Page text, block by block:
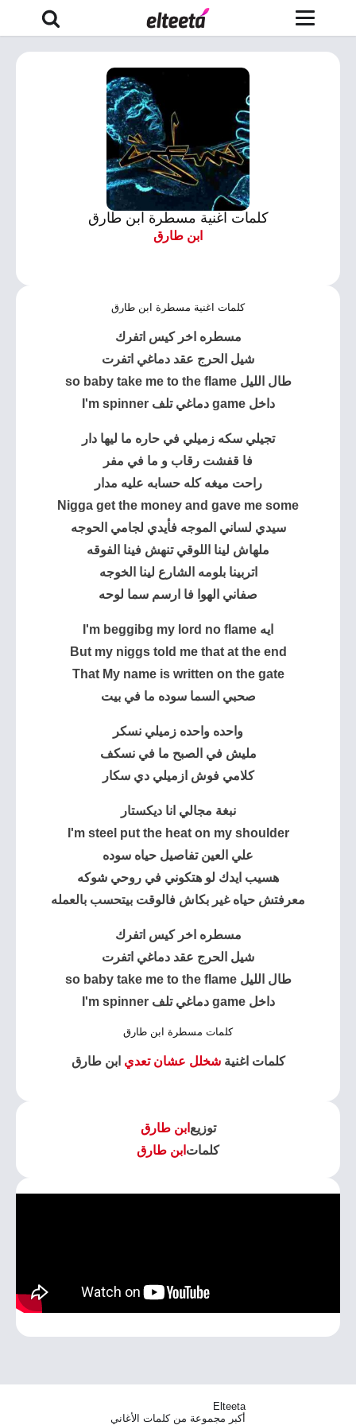
كلمات اغنية مسطرة ابن طارق
ابن طارق
كلمات اغنية مسطرة ابن طارق
مسطره اخر كيس اتفرك
شيل الحرج عقد دماغي اتفرت
طال الليل so baby take me to the flame
داخل game دماغي تلف I'm spinner
تجيلي سكه زميلي في حاره ما ليها دار
فا قفشت رقاب و ما في مفر
راحت ميغه كله حسابه عليه مدار
Nigga get the money and gave me some
سيدي لساني الموجه فأيدي لجامي الحوجه
ملهاش لينا اللوقي تنهش فينا الفوقه
اتربينا بلومه الشارع لينا الخوجه
صفاني الهوا فا ارسم سما لوحه
ايه I'm beggibg my lord no flame
But my niggs told me that at the end
That My name is written on the gate
صحبي السما سوده ما في بيت
واحده واحده زميلي نسكر
مليش في الصبح ما في نسكف
كلامي فوش ازميلي دي سكار
نبغة مجالي انا ديكستار
I'm steel put the heat on my shoulder
علي العين تفاصيل حياه سوده
هسيب ايدك لو هتكوني في روحي شوكه
معرفتش حياه غير بكاش فالوقت بيتحسب بالعمله
مسطره اخر كيس اتفرك
شيل الحرج عقد دماغي اتفرت
طال الليل so baby take me to the flame
داخل game دماغي تلف I'm spinner
كلمات مسطرة ابن طارق
كلمات اغنيةشخلل عشان تعدي ابن طارق
توزيع ابن طارق
كلمات ابن طارق
Elteeta
أكبر مجموعة من كلمات الأغاني